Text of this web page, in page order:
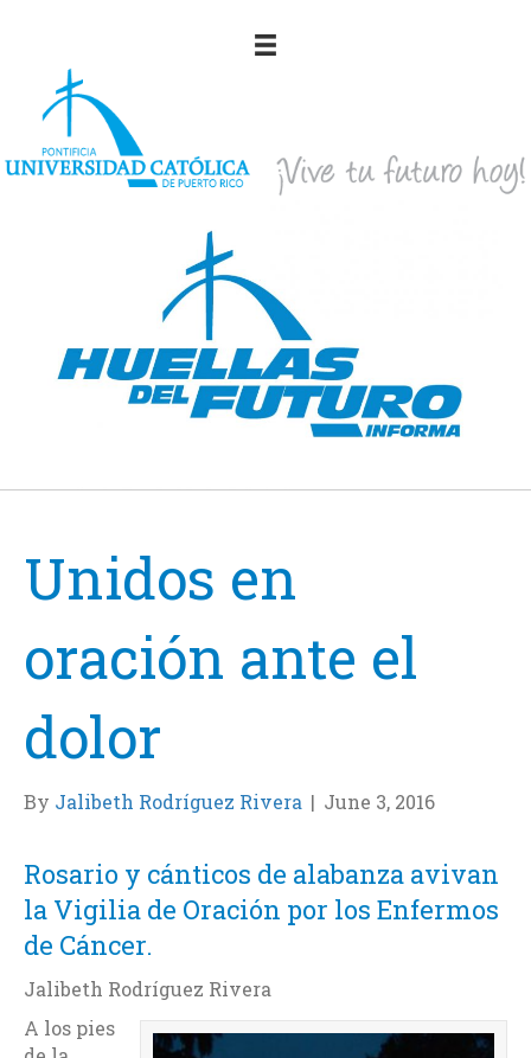
Unidos en
oración ante el
dolor
By Jalibeth Rodríguez Rivera | June 3, 2016
Rosario y cánticos de alabanza avivan
la Vigilia de Oración por los Enfermos
de Cáncer.
Jalibeth Rodríguez Rivera
A los pies